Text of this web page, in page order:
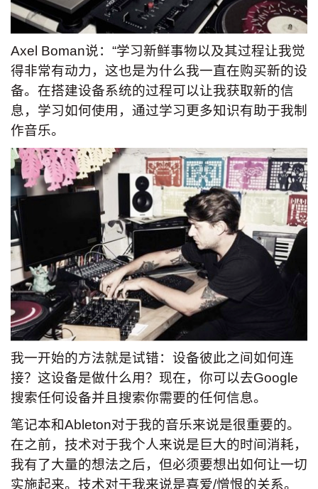
Axel Boman说：“学习新鲜事物以及其过程让我觉
得非常有动力，这也是为什么我一直在购买新的设
备。在搭建设备系统的过程可以让我获取新的信
息，学习如何使用，通过学习更多知识有助于我制
作音乐。
我一开始的方法就是试错：设备彼此之间如何连
接？这设备是做什么用？现在，你可以去Google
搜索任何设备并且搜索你需要的任何信息。
笔记本和Ableton对于我的音乐来说是很重要的。
在之前，技术对于我个人来说是巨大的时间消耗，
我有了大量的想法之后，但必须要想出如何让一切
实施起来。技术对于我来说是喜爱/憎恨的关系。